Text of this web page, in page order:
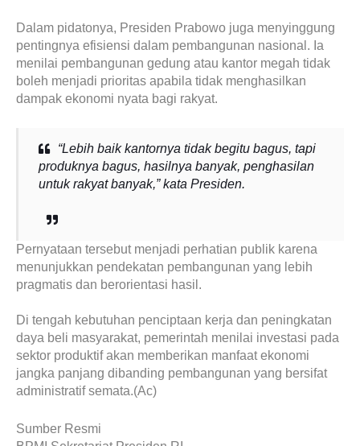
Dalam pidatonya, Presiden Prabowo juga menyinggung
pentingnya efisiensi dalam pembangunan nasional. Ia
menilai pembangunan gedung atau kantor megah tidak
boleh menjadi prioritas apabila tidak menghasilkan
dampak ekonomi nyata bagi rakyat.
“Lebih baik kantornya tidak begitu bagus, tapi
produknya bagus, hasilnya banyak, penghasilan
untuk rakyat banyak,” kata Presiden.
Pernyataan tersebut menjadi perhatian publik karena
menunjukkan pendekatan pembangunan yang lebih
pragmatis dan berorientasi hasil.
Di tengah kebutuhan penciptaan kerja dan peningkatan
daya beli masyarakat, pemerintah menilai investasi pada
sektor produktif akan memberikan manfaat ekonomi
jangka panjang dibanding pembangunan yang bersifat
administratif semata.(Ac)
Sumber Resmi